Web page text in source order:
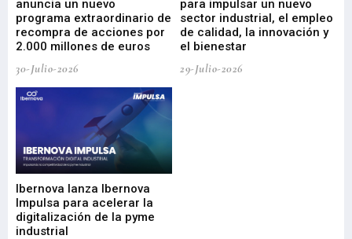
anuncia un nuevo
programa extraordinario de
recompra de acciones por
2.000 millones de euros
30-Julio-2026
para impulsar un nuevo
sector industrial, el empleo
de calidad, la innovación y
el bienestar
29-Julio-2026
Ibernova lanza Ibernova
Impulsa para acelerar la
digitalización de la pyme
industrial